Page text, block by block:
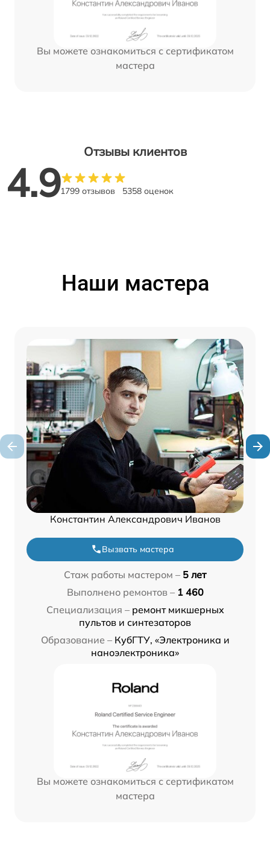
Вы можете ознакомиться с сертификатом
мастера
Отзывы клиентов
4.91799 отзывов 5358 оценок
Наши мастера
Константин Александрович Иванов
Вызвать мастера
Стаж работы мастером – 5 лет
Выполнено ремонтов – 1 460
Специализация – ремонт микшерных
пультов и синтезаторов
Образование – КубГТУ, «Электроника и
наноэлектроника»
Вы можете ознакомиться с сертификатом
мастера